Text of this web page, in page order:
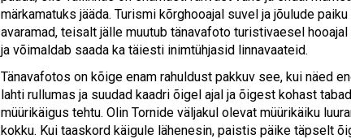
märkamatuks jääda. Turismi kõrghooajal suvel ja jõulude
avaramad, teisalt jälle muutub tänavafoto turistivaesel
ja võimaldab saada ka täiesti inimtühjasid linnavaateid.
Tänavafotos on kõige enam rahuldust pakkuv see, kui näed
lahti rullumas ja suudad kaadri õigel ajal ja õigest kohast
müürikäigus tehtu. Olin Tornide väljakul olevat müürikäiku
kokku. Kui taaskord käigule lähenesin, paistis päike täpselt